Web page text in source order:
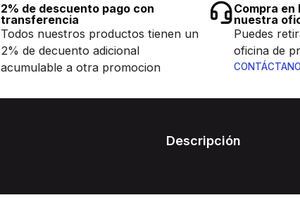
2% de descuento pago con
transferencia
Todos nuestros productos tienen un
2% de decuento adicional
acumulable a otra promocion
Compra en
nuestra
Puedes
oficina de
Descripción